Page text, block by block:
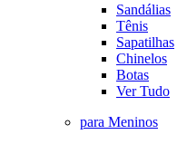
Sandálias
Tênis
Sapatilhas
Chinelos
Botas
Ver Tudo
para Meninos